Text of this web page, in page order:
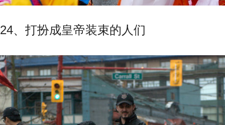
24、打扮成皇帝装束的人们